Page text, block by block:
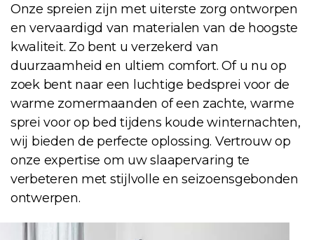
Onze spreien zijn met uiterste zorg ontworpen
en vervaardigd van materialen van de hoogste
kwaliteit. Zo bent u verzekerd van
duurzaamheid en ultiem comfort. Of u nu op
zoek bent naar een luchtige bedsprei voor de
warme zomermaanden of een zachte, warme
sprei voor op bed tijdens koude winternachten,
wij bieden de perfecte oplossing. Vertrouw op
onze expertise om uw slaapervaring te
verbeteren met stijlvolle en seizoensgebonden
ontwerpen.